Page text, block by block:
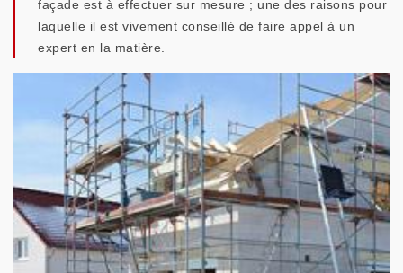
façade est à effectuer sur mesure ; une des raisons pour
laquelle il est vivement conseillé de faire appel à un
expert en la matière.